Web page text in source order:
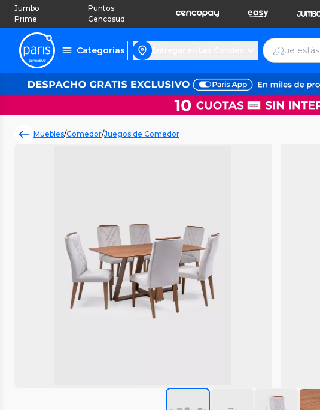
Jumbo
Prime
Puntos
Cencosud
Categorías
Muebles/Comedor/Juegos de Comedor